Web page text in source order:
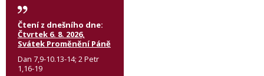
Čtení z dnešního dne:
Čtvrtek 6. 8. 2026,
Svátek Proměnění Páně
Dan 7,9-10.13-14; 2 Petr
1,16-19